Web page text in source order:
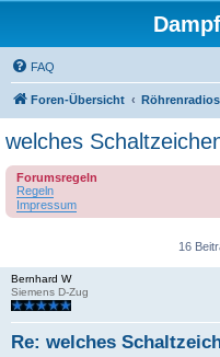
FAQ
Foren-Übersicht
welches
Forumsregeln
Regeln
Impressum
16
Bernhard W
Siemens D-Zug
Re: welches